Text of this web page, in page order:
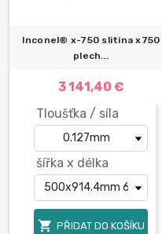
Inconel® x-750 slitina x750
plech...
3 141,40 €
Tloušťka / síla
šířka x délka
 PŘIDAT DO KOŠÍKU